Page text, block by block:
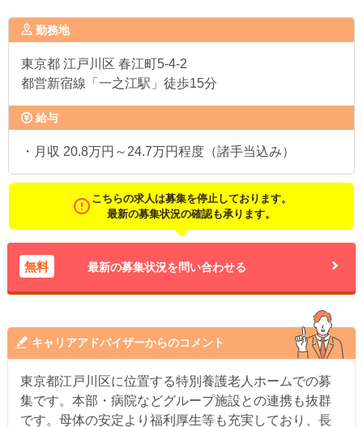
勤務地
東京都 江戸川区 春江町5-4-2
都営新宿線「一之江駅」徒歩15分
給与
・月収 20.8万円～24.7万円程度（諸手当込み）
こちらの求人は募集を停止しております。
最新の募集状況の確認も承ります。
無料 最新の募集状況を問い合わせる
キャリアアドバイザーからのコメント
東京都江戸川区に位置する特別養護老人ホームでの募
集です。本部・病院などグループ施設との連携も抜群
です。母体の安定より福利厚生等も充実しており、長